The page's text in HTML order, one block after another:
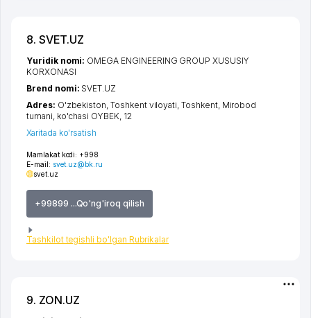
8. SVET.UZ
Mamlakat kodi: +998
E-mail: svet.uz@bk.ru
svet.uz
+99899 ...Qo'ng'iroq qilish
Tashkilot tegishli bo'lgan Rubrikalar
Yuridik nomi: OMEGA ENGINEERING GROUP XUSUSIY
KORXONASI
Brend nomi: SVET.UZ
Adres: O'zbekiston,Toshkent viloyati ,Toshkent, Mirobod
tumani ko'chasi OYBEK , 12
Xaritada ko'rsatish
9. ZON.UZ